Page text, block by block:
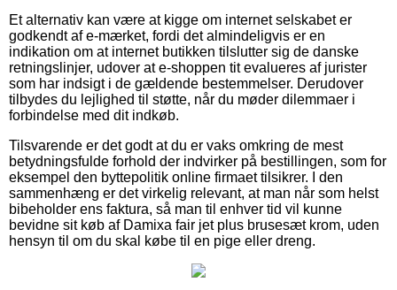
Et alternativ kan være at kigge om internet selskabet er
godkendt af e-mærket, fordi det almindeligvis er en
indikation om at internet butikken tilslutter sig de danske
retningslinjer, udover at e-shoppen tit evalueres af jurister
som har indsigt i de gældende bestemmelser. Derudover
tilbydes du lejlighed til støtte, når du møder dilemmaer i
forbindelse med dit indkøb.
Tilsvarende er det godt at du er vaks omkring de mest
betydningsfulde forhold der indvirker på bestillingen, som for
eksempel den byttepolitik online firmaet tilsikrer. I den
sammenhæng er det virkelig relevant, at man når som helst
bibeholder ens faktura, så man til enhver tid vil kunne
bevidne sit køb af Damixa fair jet plus brusesæt krom, uden
hensyn til om du skal købe til en pige eller dreng.